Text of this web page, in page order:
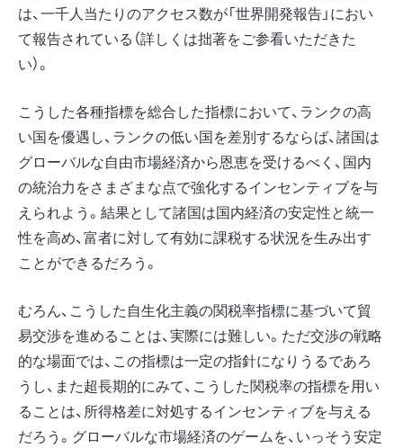
は、一千人当たりのアクセス数が「世界開発報告」におい
て報告されている（詳しくは拙著をご参看いただきた
い）。
こうした各種指標を総合した指標において、ランクの高
い国を優遇し、ランクの低い国を差別するならば、諸国は
グローバルな自由市場経済から恩恵を受けるべく、国内
の統治力をさまざまな点で強化するインセンティブを与
えられよう。結果として諸国は国内経済の安定性と統一
性を高め、富者に対して有効に課税する状況を生み出す
ことができるだろう。
むろん、こうした自生化主義の関税率指標に基づいて貿
易交渉を進めることは、実際には難しい。ただ交渉の戦略
的な場面では、この指標は一定の指針になりうるであろ
うし、また超長期的にみて、こうした関税率の指標を用い
ることは、所得格差に対処するインセンティブを与える
だろう。グローバルな市場経済のゲームを、いっそう安定